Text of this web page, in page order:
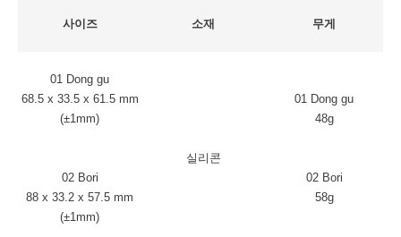
사이즈 소재 무게
01 Dong gu
68.5 x 33.5 x 61.5 mm
(±1mm)
02 Bori
88 x 33.2 x 57.5 mm
(±1mm)
실리콘
01 Dong gu
48g
02 Bori
58g